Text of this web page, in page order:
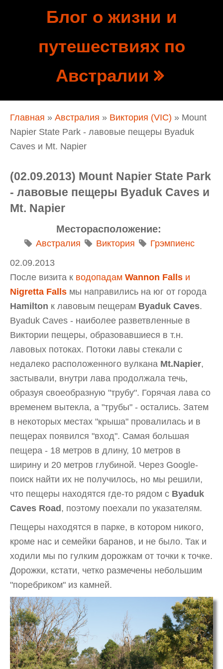
Блог о жизни и
путешествиях по
Австралии
Navigation
Вы здесь
Главная » Австралия » Виктория (VIC) » Mount
Napier State Park - лавовые пещеры Byaduk
Caves и Mt. Napier
(02.09.2013) Mount Napier State Park
- лавовые пещеры Byaduk Caves и
Mt. Napier
Месторасположение:
Австралия Виктория
Грэмпиенс
02.09.2013
После визита к водопадам Wannon Falls и
Nigretta Falls мы направились на юг от города
Hamilton к лавовым пещерам Byaduk Caves.
Byaduk Caves - наиболее разветвленные в
Виктории пещеры, образовавшиеся в т.н.
лавовых потоках. Потоки лавы стекали с
недалеко расположенного вулкана Mt.Napier,
застывали, внутри лава продолжала течь,
образуя своеобразную "трубу". Горячая лава со
временем вытекла, а "трубы" - остались. Затем
в некоторых местах "крыша" провалилась и в
пещерах появился "вход". Самая большая
пещера - 18 метров в длину, 10 метров в
ширину и 20 метров глубиной. Через Google-
поиск найти их не получилось, но мы решили,
что пещеры находятся где-то рядом с Byaduk
Caves Road , поэтому поехали по указателям.
Пещеры находятся в парке, в котором никого,
кроме нас и семейки баранов, и не было. Так и
ходили мы по гулким дорожкам от точки к точке.
Дорожки, кстати, четко размечены небольшим
"поребриком" из камней.